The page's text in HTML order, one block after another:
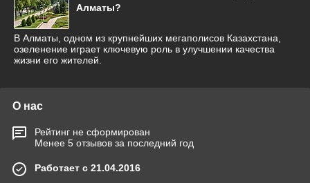
Алматы?
В Алматы, одном из крупнейших мегаполисов Казахстана,
озеленение играет ключевую роль в улучшении качества
жизни его жителей.
О нас
Рейтинг не сформирован
Менее 5 отзывов за последний год
Работает с 21.04.2016